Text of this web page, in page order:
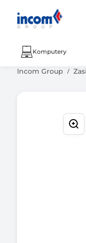
Komputery
Incom Group